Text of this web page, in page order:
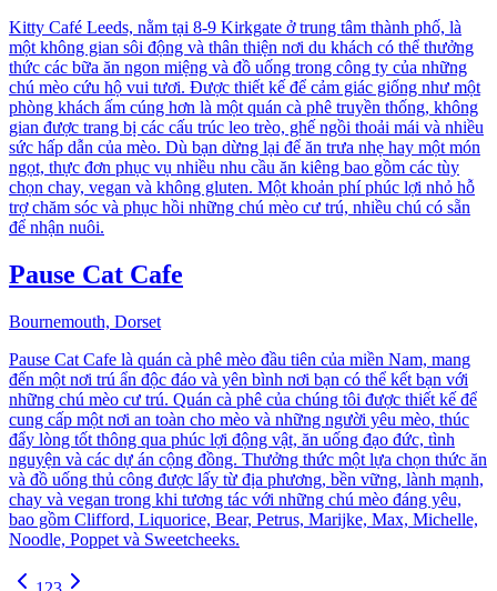
Kitty Café Leeds, nằm tại 8-9 Kirkgate ở trung tâm thành phố, là
một không gian sôi động và thân thiện nơi du khách có thể thưởng
thức các bữa ăn ngon miệng và đồ uống trong công ty của những
chú mèo cứu hộ vui tươi. Được thiết kế để cảm giác giống như một
phòng khách ấm cúng hơn là một quán cà phê truyền thống, không
gian được trang bị các cấu trúc leo trèo, ghế ngồi thoải mái và nhiều
sức hấp dẫn của mèo. Dù bạn dừng lại để ăn trưa nhẹ hay một món
ngọt, thực đơn phục vụ nhiều nhu cầu ăn kiêng bao gồm các tùy
chọn chay, vegan và không gluten. Một khoản phí phúc lợi nhỏ hỗ
trợ chăm sóc và phục hồi những chú mèo cư trú, nhiều chú có sẵn
để nhận nuôi.
Pause Cat Cafe
Bournemouth, Dorset
Pause Cat Cafe là quán cà phê mèo đầu tiên của miền Nam, mang
đến một nơi trú ẩn độc đáo và yên bình nơi bạn có thể kết bạn với
những chú mèo cư trú. Quán cà phê của chúng tôi được thiết kế để
cung cấp một nơi an toàn cho mèo và những người yêu mèo, thúc
đẩy lòng tốt thông qua phúc lợi động vật, ăn uống đạo đức, tình
nguyện và các dự án cộng đồng. Thưởng thức một lựa chọn thức ăn
và đồ uống thủ công được lấy từ địa phương, bền vững, lành mạnh,
chay và vegan trong khi tương tác với những chú mèo đáng yêu,
bao gồm Clifford, Liquorice, Bear, Petrus, Marijke, Max, Michelle,
Noodle, Poppet và Sweetcheeks.